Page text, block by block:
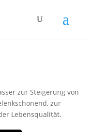
zur Steigerung von
zur
Lebensqualität.